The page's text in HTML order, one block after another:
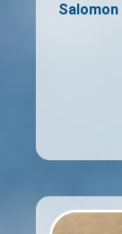
Salomon